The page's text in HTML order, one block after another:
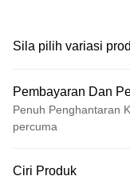
Sila pilih variasi
Pembayaran Dan
Penuh Penghantaran
percuma
Kad Kredit (Bayaran
Ciri Produk